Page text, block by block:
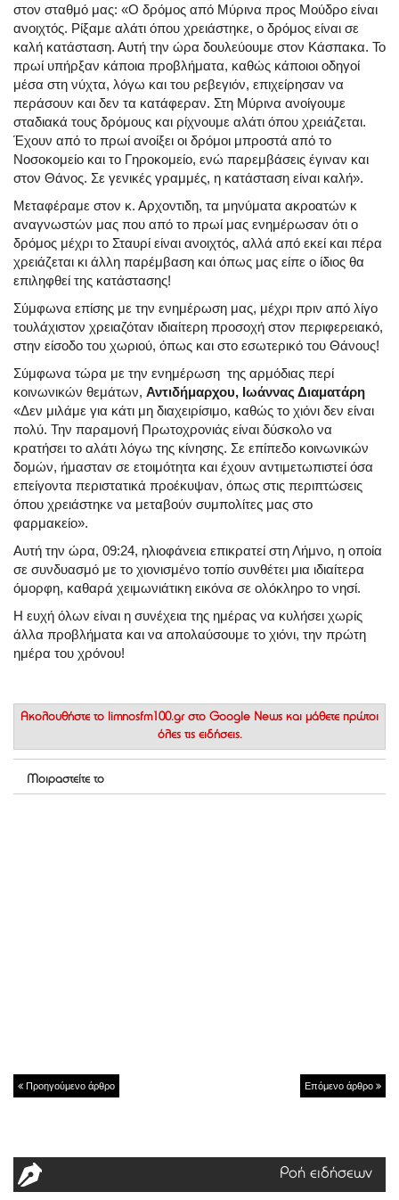
στον σταθμό μας: «Ο δρόμος από Μύρινα προς Μούδρο είναι
ανοιχτός. Ρίξαμε αλάτι όπου χρειάστηκε, ο δρόμος είναι σε
καλή κατάσταση. Αυτή την ώρα δουλεύουμε στον Κάσπακα. Το
πρωί υπήρξαν κάποια προβλήματα, καθώς κάποιοι οδηγοί
μέσα στη νύχτα, λόγω και του ρεβεγιόν, επιχείρησαν να
περάσουν και δεν τα κατάφεραν. Στη Μύρινα ανοίγουμε
σταδιακά τους δρόμους και ρίχνουμε αλάτι όπου χρειάζεται.
Έχουν από το πρωί ανοίξει οι δρόμοι μπροστά από το
Νοσοκομείο και το Γηροκομείο, ενώ παρεμβάσεις έγιναν και
στον Θάνος. Σε γενικές γραμμές, η κατάσταση είναι καλή».
Μεταφέραμε στον κ. Αρχοντιδη, τα μηνύματα ακροατών κ
αναγνωστών μας που από το πρωί μας ενημέρωσαν ότι ο
δρόμος μέχρι το Σταυρί είναι ανοιχτός, αλλά από εκεί και πέρα
χρειάζεται κι άλλη παρέμβαση και όπως μας είπε ο ίδιος θα
επιληφθεί της κατάστασης!
Σύμφωνα επίσης με την ενημέρωση μας, μέχρι πριν από λίγο
τουλάχιστον χρειαζόταν ιδιαίτερη προσοχή στον περιφερειακό,
στην είσοδο του χωριού, όπως και στο εσωτερικό του Θάνους!
Σύμφωνα τώρα με την ενημέρωση της αρμόδιας περί
κοινωνικών θεμάτων, Αντιδήμαρχου, Ιωάννας Διαματάρη
«Δεν μιλάμε για κάτι μη διαχειρίσιμο, καθώς το χιόνι δεν είναι
πολύ. Την παραμονή Πρωτοχρονιάς είναι δύσκολο να
κρατήσει το αλάτι λόγω της κίνησης. Σε επίπεδο κοινωνικών
δομών, ήμασταν σε ετοιμότητα και έχουν αντιμετωπιστεί όσα
επείγοντα περιστατικά προέκυψαν, όπως στις περιπτώσεις
όπου χρειάστηκε να μεταβούν συμπολίτες μας στο
φαρμακείο».
Αυτή την ώρα, 09:24, ηλιοφάνεια επικρατεί στη Λήμνο, η οποία
σε συνδυασμό με το χιονισμένο τοπίο συνθέτει μια ιδιαίτερα
όμορφη, καθαρά χειμωνιάτικη εικόνα σε ολόκληρο το νησί.
Η ευχή όλων είναι η συνέχεια της ημέρας να κυλήσει χωρίς
άλλα προβλήματα και να απολαύσουμε το χιόνι, την πρώτη
ημέρα του χρόνου!
Ακολουθήστε το limnosfm100.gr στο Google News και μάθετε πρώτοι
όλες τις ειδήσεις.
Μοιραστείτε το
Προηγούμενο άρθρο Επόμενο άρθρο
Ροή ειδήσεων